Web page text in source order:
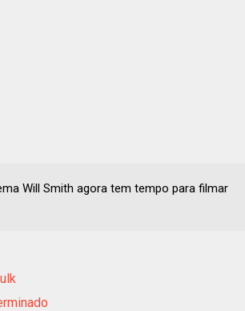
Will Smith agora tem tempo para filmar